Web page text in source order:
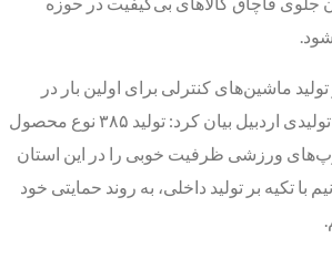
ماشین‌های کنترلی برای اولین بار در
کشور توسط مجموعه تولیدی اردبیل بیان کرد: تولید ۳۸۵ نوع محصول
ورزشی ظرفیت خوبی را در این استان
با تکیه بر تولید داخلی، به روند حمایتی خود